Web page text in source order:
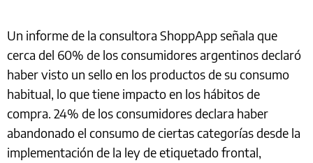
Un informe de la consultora ShoppApp señala que
cerca del 60% de los consumidores argentinos declaró
haber visto un sello en los productos de su consumo
habitual, lo que tiene impacto en los hábitos de
compra. 24% de los consumidores declara haber
abandonado el consumo de ciertas categorías desde la
implementación de la ley de etiquetado frontal,